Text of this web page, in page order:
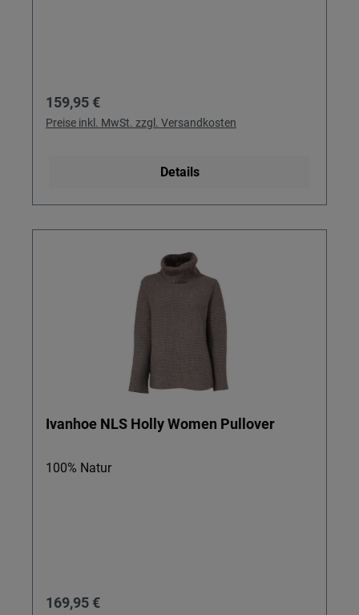
Regulärer Preis:
159,95 €
Preise inkl. MwSt. zzgl. Versandkosten
Details
Ivanhoe NLS Holly Women Pullover
100% Natur
Regulärer Preis:
169,95 €